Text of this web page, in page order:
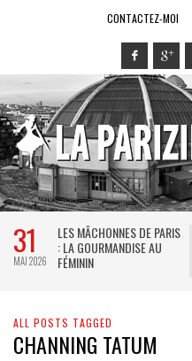
CONTACTEZ-MOI
31
MAI 2026
LES MÂCHONNES DE PARIS
: LA GOURMANDISE AU
FÉMININ
ALL POSTS TAGGED
CHANNING TATUM